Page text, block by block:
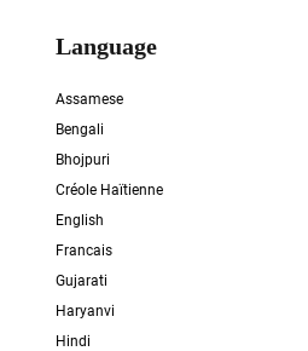
Language
Assamese
Bengali
Bhojpuri
Créole Haïtienne
English
Francais
Gujarati
Haryanvi
Hindi